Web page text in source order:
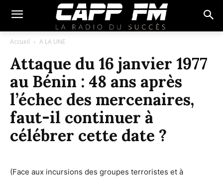
Accueil A LA UNE
Attaque du 16 janvier 1977
au Bénin : 48 ans après
l’échec des mercenaires,
faut-il continuer à
célébrer cette date ?
(Face aux incursions des groupes terroristes et à